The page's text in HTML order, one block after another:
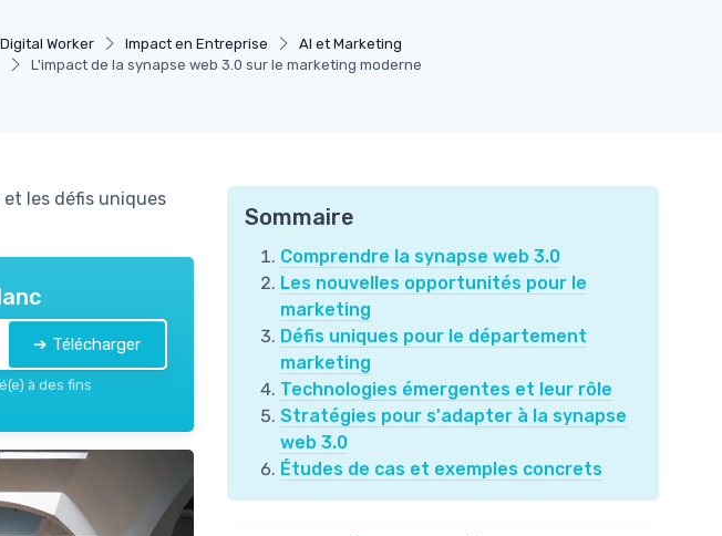
Digital Worker Impact en Entreprise
AI et Marketing
L'impact de la synapse web 3.0 sur le marketing moderne
les défis uniques
➔ Télécharger
à des fins
Sommaire
Comprendre la synapse web 3.0
Les nouvelles opportunités pour le
marketing
Défis uniques pour le département
marketing
Technologies émergentes et leur rôle
Stratégies pour s'adapter à la synapse
web 3.0
Études de cas et exemples concrets